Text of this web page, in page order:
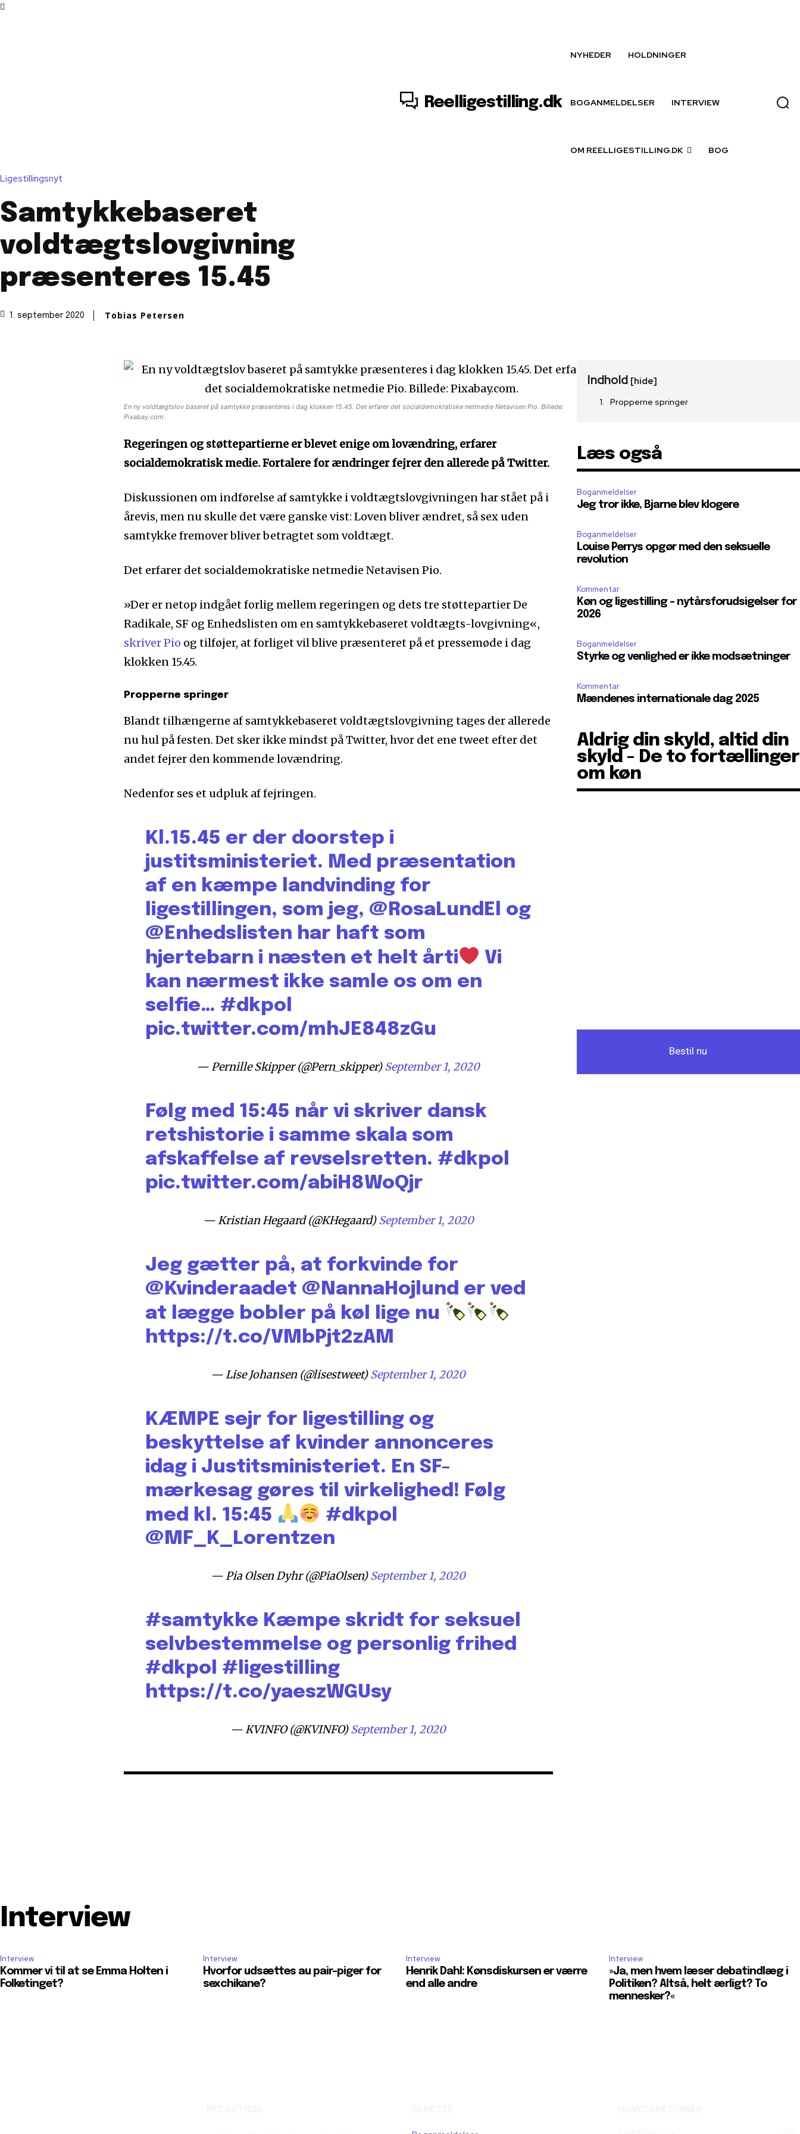
Reelligestilling.dk
NYHEDER HOLDNINGER
BOGANMELDELSER INTERVIEW
OM REELLIGESTILLING.DK BOG
Ligestillingsnyt
Samtykkebaseret
voldtægtslovgivning
præsenteres 15.45
1. september 2020 Tobias Petersen
En ny voldtægtslov baseret på samtykke præsenteres i dag klokken 15.45. Det erfarer det socialdemokratiske netmedie Netavisen Pio. Billede:
Pixabay.com.
Regeringen og støttepartierne er blevet enige om lovændring, erfarer
socialdemokratisk medie. Fortalere for ændringer fejrer den allerede på Twitter.
Diskussionen om indførelse af samtykke i voldtægtslovgivningen har stået på i
årevis, men nu skulle det være ganske vist: Loven bliver ændret, så sex uden
samtykke fremover bliver betragtet som voldtægt.
Det erfarer det socialdemokratiske netmedie Netavisen Pio.
»Der er netop indgået forlig mellem regeringen og dets tre støttepartier De
Radikale, SF og Enhedslisten om en samtykkebaseret voldtægts-lovgivning«,
skriver Pio og tilføjer, at forliget vil blive præsenteret på et pressemøde i dag
klokken 15.45.
Propperne springer
Blandt tilhængerne af samtykkebaseret voldtægtslovgivning tages der allerede
nu hul på festen. Det sker ikke mindst på Twitter, hvor det ene tweet efter det
andet fejrer den kommende lovændring.
Nedenfor ses et udpluk af fejringen.
Kl.15.45 er der doorstep i
justitsministeriet. Med præsentation
af en kæmpe landvinding for
ligestillingen, som jeg, @RosaLundEl og
@Enhedslisten har haft som
hjertebarn i næsten et helt årti
Vi
kan nærmest ikke samle os om en
selfie… #dkpol
pic.twitter.com/mhJE848zGu
— Pernille Skipper (@Pern_skipper)September 1, 2020
Følg med 15:45 når vi skriver dansk
retshistorie i samme skala som
afskaffelse af revselsretten. #dkpol
pic.twitter.com/abiH8WoQjr
— Kristian Hegaard (@KHegaard)September 1, 2020
Jeg gætter på, at forkvinde for
@Kvinderaadet @NannaHojlund er ved
at lægge bobler på køl lige nu
https://t.co/VMbPjt2zAM
— Lise Johansen (@lisestweet)September 1, 2020
KÆMPE sejr for ligestilling og
beskyttelse af kvinder annonceres
idag i Justitsministeriet. En SF-
mærkesag gøres til virkelighed! Følg
med kl. 15:45
#dkpol
@MF_K_Lorentzen
— Pia Olsen Dyhr (@PiaOlsen)September 1, 2020
#samtykke Kæmpe skridt for seksuel
selvbestemmelse og personlig frihed
#dkpol #ligestilling
https://t.co/yaeszWGUsy
— KVINFO (@KVINFO)September 1, 2020
Indhold [hide]
Propperne springer
Læs også
Boganmeldelser
Jeg tror ikke, Bjarne blev klogere
Boganmeldelser
Louise Perrys opgør med den seksuelle
revolution
Kommentar
Køn og ligestilling – nytårsforudsigelser for
2026
Boganmeldelser
Styrke og venlighed er ikke modsætninger
Kommentar
Mændenes internationale dag 2025
Aldrig din skyld, altid din
skyld - De to fortællinger
om køn
Bestil nu
Interview
Interview
Kommer vi til at se Emma Holten i
Folketinget?
Interview
Hvorfor udsættes au pair-piger for
sexchikane?
Interview
Henrik Dahl: Kønsdiskursen er værre
end alle andre
Interview
»Ja, men hvem læser debatindlæg i
Politiken? Altså, helt ærligt? To
mennesker?«